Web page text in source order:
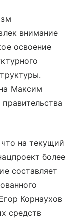
внимание
освоение
Максим
на текущий
более
составляет
Корнаухов
средств